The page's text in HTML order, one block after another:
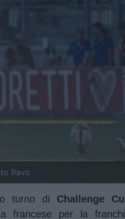
Ravo
turno di Challenge
francese per la